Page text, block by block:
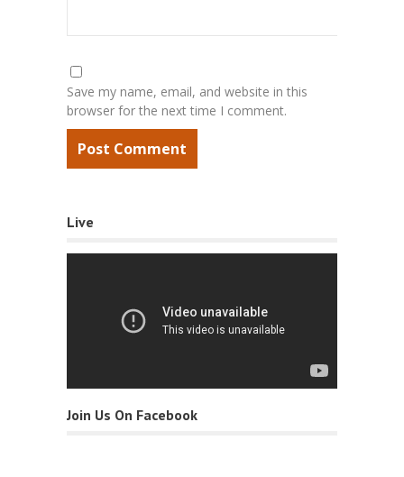
Save my name, email, and website in this
browser for the next time I comment.
Live
Join Us On Facebook